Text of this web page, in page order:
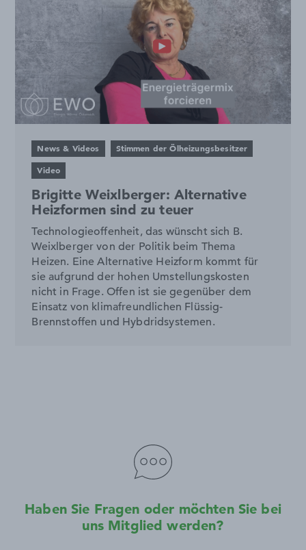
News & Videos Stimmen der Ölheizungsbesitzer
Video
Brigitte Weixlberger: Alternative
Heizformen sind zu teuer
Technologieoffenheit, das wünscht sich B.
Weixlberger von der Politik beim Thema
Heizen. Eine Alternative Heizform kommt für
sie aufgrund der hohen Umstellungskosten
nicht in Frage. Offen ist sie gegenüber dem
Einsatz von klimafreundlichen Flüssig-
Brennstoffen und Hybdridsystemen.
Haben Sie Fragen oder möchten Sie bei
uns Mitglied werden?